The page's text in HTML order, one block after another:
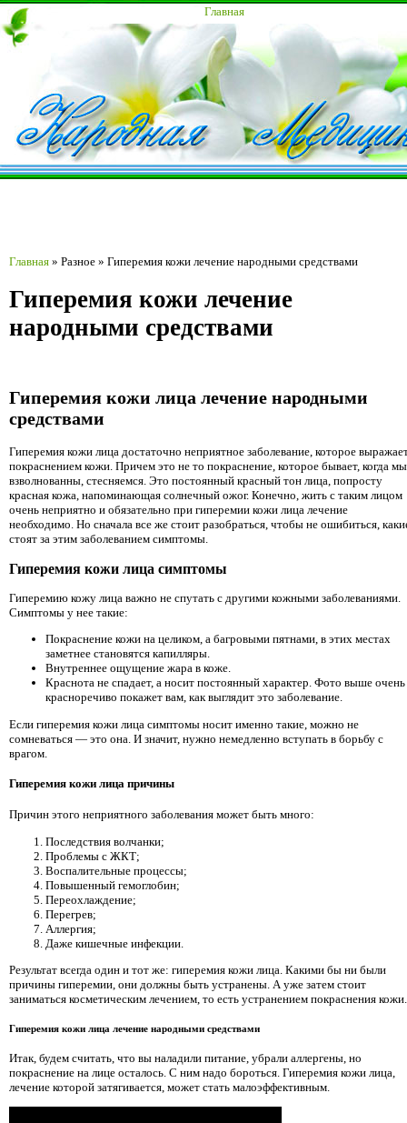
Главная
Главная » Разное » Гиперемия кожи лечение народными средствами
Гиперемия кожи лечение
народными средствами
Гиперемия кожи лица лечение народными
средствами
Гиперемия кожи лица достаточно неприятное заболевание, которое
покраснением кожи. Причем это не то покраснение, которое бывает, когда мы
взволнованны, стесняемся. Это постоянный красный тон лица, попросту
красная кожа, напоминающая солнечный ожог. Конечно, жить с таким лицом
очень неприятно и обязательно при гиперемии кожи лица лечение
необходимо. Но сначала все же стоит разобраться, чтобы не ошибиться,
стоят за этим заболеванием симптомы.
Гиперемия кожи лица симптомы
Гиперемию кожу лица важно не спутать с другими кожными заболеваниями.
Симптомы у нее такие:
Покраснение кожи на целиком, а багровыми пятнами, в этих местах
заметнее становятся капилляры.
Внутреннее ощущение жара в коже.
Краснота не спадает, а носит постоянный характер. Фото выше очень
красноречиво покажет вам, как выглядит это заболевание.
Если гиперемия кожи лица симптомы носит именно такие, можно не
сомневаться — это она. И значит, нужно немедленно вступать в борьбу с
врагом.
Гиперемия кожи лица причины
Причин этого неприятного заболевания может быть много:
Последствия волчанки;
Проблемы с ЖКТ;
Воспалительные процессы;
Повышенный гемоглобин;
Переохлаждение;
Перегрев;
Аллергия;
Даже кишечные инфекции.
Результат всегда один и тот же: гиперемия кожи лица. Какими бы ни были
причины гиперемии, они должны быть устранены. А уже затем стоит
заниматься косметическим лечением, то есть устранением покраснения кожи.
Гиперемия кожи лица лечение народными средствами
Итак, будем считать, что вы наладили питание, убрали аллергены, но
покраснение на лице осталось. С ним надо бороться. Гиперемия кожи лица,
лечение которой затягивается, может стать малоэффективным.